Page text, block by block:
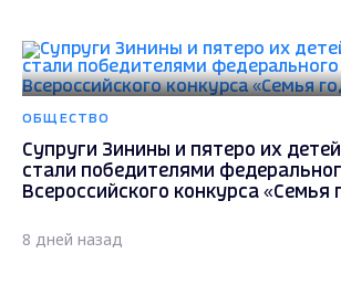
ОБЩЕСТВО
Супруги Зинины и пятеро их
стали победителями
Всероссийского конкурса «Семья
8 дней назад